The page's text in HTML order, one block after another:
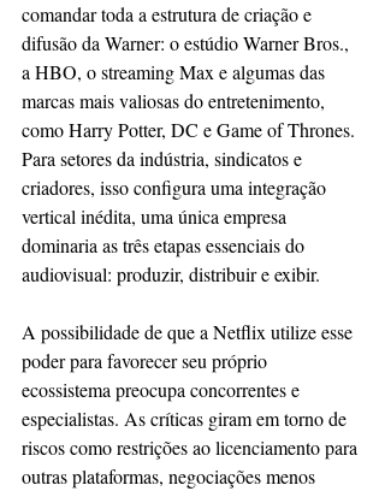
comandar toda a estrutura de criação e
difusão da Warner: o estúdio Warner Bros.,
a HBO, o streaming Max e algumas das
marcas mais valiosas do entretenimento,
como Harry Potter, DC e Game of Thrones.
Para setores da indústria, sindicatos e
criadores, isso configura uma integração
vertical inédita, uma única empresa
dominaria as três etapas essenciais do
audiovisual: produzir, distribuir e exibir.
A possibilidade de que a Netflix utilize esse
poder para favorecer seu próprio
ecossistema preocupa concorrentes e
especialistas. As críticas giram em torno de
riscos como restrições ao licenciamento para
outras plataformas, negociações menos